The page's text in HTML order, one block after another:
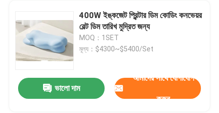
400W ইঙ্কজেট প্রিন্টার ডিম কোডিং কনভেয়র
বেল্ট ডিম তারিখ মুদ্রিত জন্য
MOQ：1SET
মূল্য：$4300~$5400/Set
ভালো দাম
আমাদের সাথে যোগাযোগ
করুন